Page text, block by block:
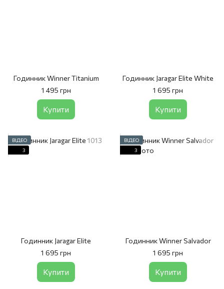
Годинник Winner Titanium
1 495 грн
Купити
Годинник Jaragar Elite White
1 695 грн
Купити
ВІДЕО
3
Годинник Jaragar Elite
1 695 грн
Купити
ВІДЕО
3
Годинник Winner Salvador
1 695 грн
Купити